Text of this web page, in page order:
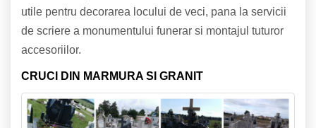
utile pentru decorarea locului de veci, pana la servicii
de scriere a monumentului funerar si montajul tuturor
accesoriilor.
CRUCI DIN MARMURA SI GRANIT